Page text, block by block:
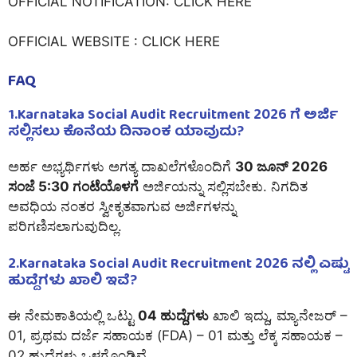
OFFICIAL WEBSITE : CLICK HERE
FAQ
1.Karnataka Social Audit Recruitment 2026 ಗೆ ಅರ್ಜಿ
ಸಲ್ಲಿಸಲು ಕೊನೆಯ ದಿನಾಂಕ ಯಾವುದು?
ಅರ್ಹ ಅಭ್ಯರ್ಥಿಗಳು ಅಗತ್ಯ ದಾಖಲೆಗಳೊಂದಿಗೆ 30 ಜೂನ್ 2026
ಸಂಜೆ 5:30 ಗಂಟೆಯೊಳಗೆ ಅರ್ಜಿಯನ್ನು ಸಲ್ಲಿಸಬೇಕು. ನಿಗದಿತ
ಅವಧಿಯ ನಂತರ ಸ್ವೀಕೃತವಾಗುವ ಅರ್ಜಿಗಳನ್ನು
ಪರಿಗಣಿಸಲಾಗುವುದಿಲ್ಲ.
2.Karnataka Social Audit Recruitment 2026 ನಲ್ಲಿ ಎಷ್ಟು
ಹುದ್ದೆಗಳು ಖಾಲಿ ಇವೆ?
ಈ ನೇಮಕಾತಿಯಲ್ಲಿ ಒಟ್ಟು 04 ಹುದ್ದೆಗಳು ಖಾಲಿ ಇದ್ದು, ಮ್ಯಾನೇಜರ್ –
01, ಪ್ರಥಮ ದರ್ಜೆ ಸಹಾಯಕ (FDA) – 01 ಮತ್ತು ಲೆಕ್ಕ ಸಹಾಯಕ –